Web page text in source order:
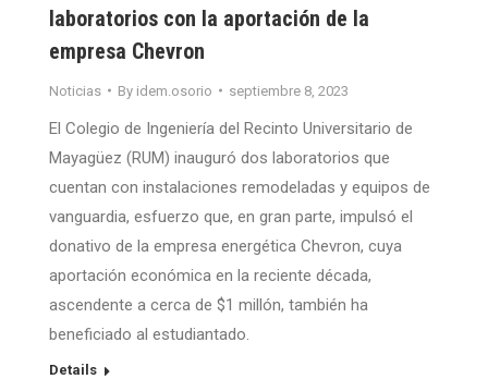
laboratorios con la aportación de la
empresa Chevron
Noticias By idem.osorio septiembre 8, 2023
El Colegio de Ingeniería del Recinto Universitario de
Mayagüez (RUM) inauguró dos laboratorios que
cuentan con instalaciones remodeladas y equipos de
vanguardia, esfuerzo que, en gran parte, impulsó el
donativo de la empresa energética Chevron, cuya
aportación económica en la reciente década,
ascendente a cerca de $1 millón, también ha
beneficiado al estudiantado.
Details